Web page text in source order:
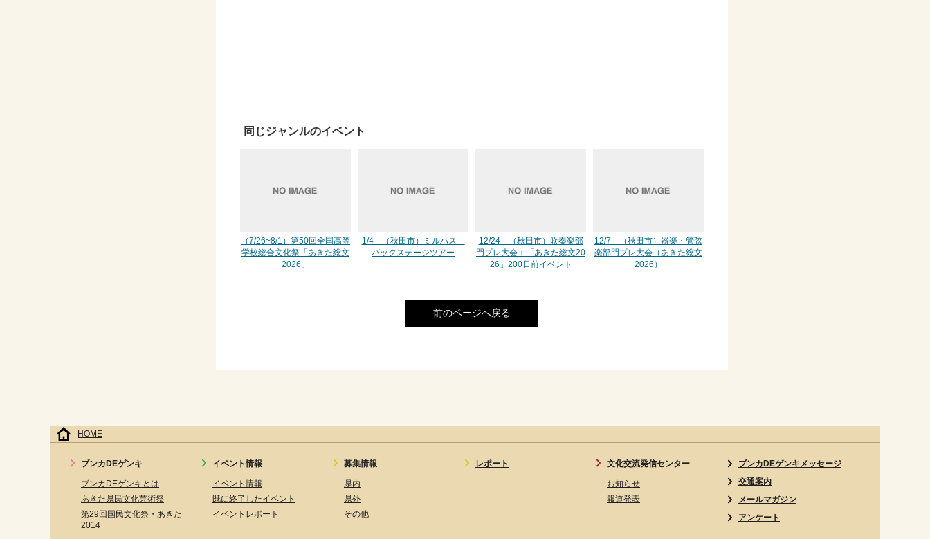
同じジャンルのイベント
（7/26~8/1）第50回全国高等
学校総合文化祭「あきた総文
2026」
1/4 （秋田市）ミルハス
バックステージツアー
12/24 （秋田市）吹奏楽部
門プレ大会＋「あきた総文20
26」200日前イベント
12/7 （秋田市）器楽・管弦
楽部門プレ大会（あきた総文
2026）
前のページへ戻る
HOME
ブンカDEゲンキ
ブンカDEゲンキとは
あきた県民文化芸術祭
第29回国民文化祭・あきた
2014
イベント情報
イベント情報
既に終了したイベント
イベントレポート
募集情報
県内
県外
その他
レポート 文化交流発信センター
お知らせ
報道発表
ブンカDEゲンキメッセージ
交通案内
メールマガジン
アンケート